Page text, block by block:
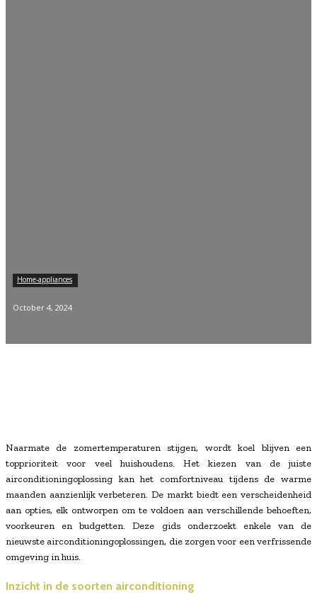
Home-appliances
October 4, 2024
Naarmate de zomertemperaturen stijgen, wordt koel blijven een
topprioriteit voor veel huishoudens. Het kiezen van de juiste
airconditioningoplossing kan het comfortniveau tijdens de warme
maanden aanzienlijk verbeteren. De markt biedt een verscheidenheid
aan opties, elk ontworpen om te voldoen aan verschillende behoeften,
voorkeuren en budgetten. Deze gids onderzoekt enkele van de
nieuwste airconditioningoplossingen, die zorgen voor een verfrissende
omgeving in huis.
Inzicht in de soorten airconditioning